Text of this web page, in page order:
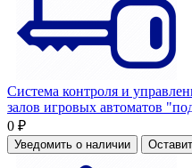
Система контроля и
залов игровых автоматов
0 ₽
Уведомить о наличии